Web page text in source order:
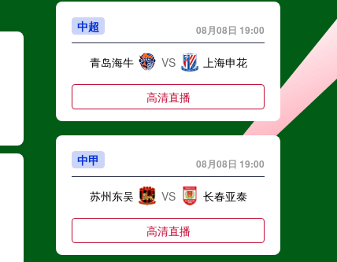
中超 08月08日 19:00
青岛海牛 VS 上海申花
高清直播
中甲 08月08日 19:00
苏州东吴 VS 长春亚泰
高清直播